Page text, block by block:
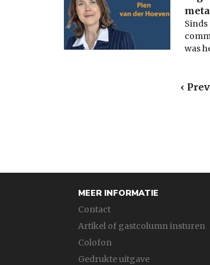
Sinds
was
‹
MEER INFORMATIE
Contact
Artikel of gastcolumn insturen
Colofon
Gedrukte uitgave